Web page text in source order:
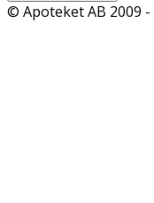
© Apoteket AB 2009 -